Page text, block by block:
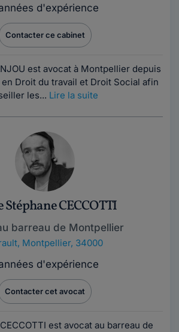
d'expérience
Contacter ce cabinet
est avocat à Montpellier depuis
Droit du travail et Droit Social afin
les... Lire la suite
CECCOTTI
barreau de Montpellier
, Montpellier, 34000
d'expérience
Contacter cet avocat
est avocat au barreau de